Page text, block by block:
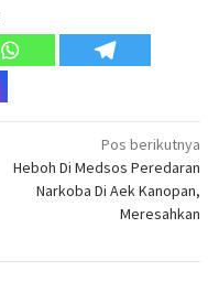
Pos berikutnya
Heboh Di Medsos Peredaran
Narkoba Di Aek Kanopan,
Meresahkan